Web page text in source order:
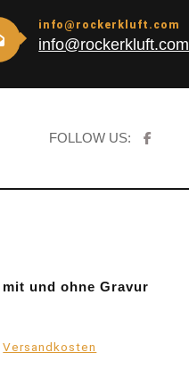
info@rockerkluft.com
info@rockerkluft.com
FOLLOW US:
und ohne Gravur
Versandkosten